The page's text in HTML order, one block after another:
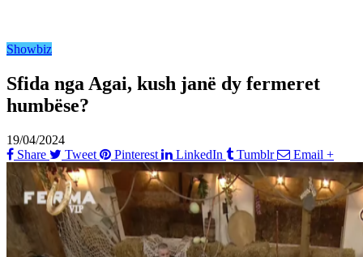
Showbiz
Sfida nga Agai, kush janë dy fermeret
humbëse?
19/04/2024
Share
Tweet Pinterest LinkedIn Tumblr Email +